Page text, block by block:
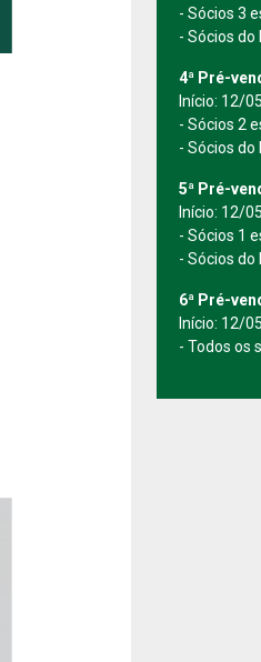
- Sócios 3
- Sócios do
4ª Pré-
Início: 12/
- Sócios 2
- Sócios
5ª Pré-
Início: 12/
- Sócios 1
- Sócios do
6ª Pré-
Início: 12/
- Todos os